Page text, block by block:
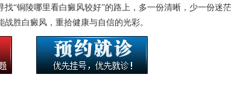
“铜陵哪里看白癜风较好”的路上，多一份清晰，少一份迷茫
胜白癜风，重拾健康与自信的光彩。